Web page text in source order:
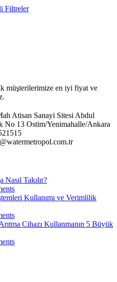
Filtreler
müşterilerimize en iyi fiyat ve
Atisan Sanayi Sitesi Abdul
No 13 Ostim/Yenimahalle/Ankara
Nasıl Takılır?
Kullanımı ve Verimlilik
Cihazı Kullanmanın 5 Büyük